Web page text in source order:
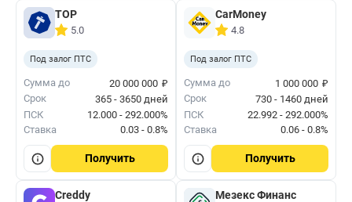
гарантию в виде залога паспорта ТС, а заемщик –
деньги. Если долг не будет выплачен или
возникнут просрочки, автомобиль изымут и
продадут с торгов.
ТОР
5.0
Под залог ПТС
Сумма до 20 000 000 ₽
Срок
365 - 3650 дней
ПСК
12.000 - 292.000%
Ставка
0.03 - 0.8%
Получить
CarMoney
4.8
Под залог ПТС
Сумма до 1 000 000 ₽
Срок
730 - 1460 дней
ПСК
22.992 - 292.000%
Ставка
0.06 - 0.8%
Получить
Creddy Мезекс Финанс